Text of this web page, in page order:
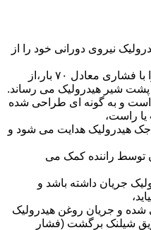
نیروی دورانی خود را از
۲-پمپ هیدرولیک،روغن هیدرولیک را با فشاری معادل ۷۰ بار،از
پشت شیر هیدرولیک می رساند.
است و به گونه ای طراحی شده
راست،
هیدرولیک هدایت می شود و
توسط راننده کمک می
جریان داشته باشد و
و جریان روغن هیدرولیک
شیلنک برگشت (فشار